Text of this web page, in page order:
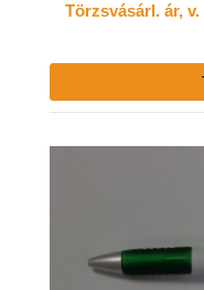
Törzsvásárl. ár,